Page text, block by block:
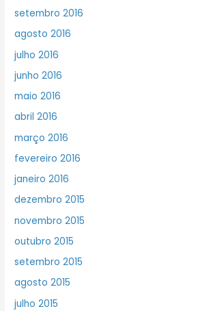
setembro 2016
agosto 2016
julho 2016
junho 2016
maio 2016
abril 2016
março 2016
fevereiro 2016
janeiro 2016
dezembro 2015
novembro 2015
outubro 2015
setembro 2015
agosto 2015
julho 2015